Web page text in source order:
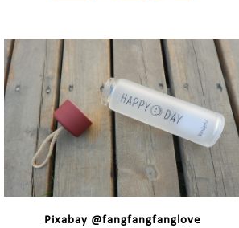
Pixabay @fangfangfanglove